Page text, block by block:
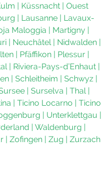
| Küssnacht| Ouest
| Lausanne| Lavaux-
Maloggia | Martigny |
| Neuchâtel | Nidwalden |
| Pfäffikon| Plessur|
| Riviera-Pays-d’Enhaut |
| Schleitheim | Schwyz |
| Surselva | Thal |
| Ticino Locarno | Ticino
| Unterklettgau |
| Waldenburg |
| Zofingen| Zug | Zurzach